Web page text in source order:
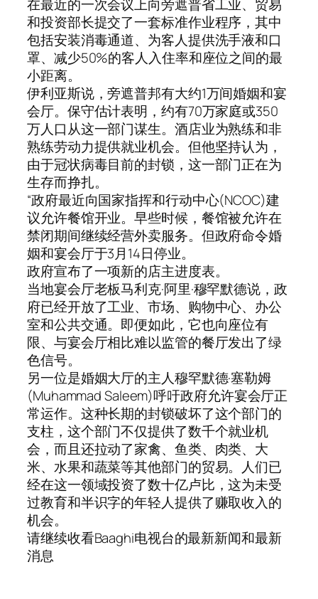
在最近的一次会议上向旁遮普省工业、贸易
和投资部长提交了一套标准作业程序，其中
包括安装消毒通道、为客人提供洗手液和口
罩、减少50%的客人入住率和座位之间的最
小距离。
伊利亚斯说，旁遮普邦有大约1万间婚姻和宴
会厅。保守估计表明，约有70万家庭或350
万人口从这一部门谋生。酒店业为熟练和非
熟练劳动力提供就业机会。但他坚持认为，
由于冠状病毒目前的封锁，这一部门正在为
生存而挣扎。
“政府最近向国家指挥和行动中心(NCOC)建
议允许餐馆开业。早些时候，餐馆被允许在
禁闭期间继续经营外卖服务。但政府命令婚
姻和宴会厅于3月14日停业。
政府宣布了一项新的店主进度表。
当地宴会厅老板马利克·阿里·穆罕默德说，政
府已经开放了工业、市场、购物中心、办公
室和公共交通。即便如此，它也向座位有
限、与宴会厅相比难以监管的餐厅发出了绿
色信号。
另一位是婚姻大厅的主人穆罕默德·塞勒姆
(Muhammad Saleem)呼吁政府允许宴会厅正
常运作。这种长期的封锁破坏了这个部门的
支柱，这个部门不仅提供了数千个就业机
会，而且还拉动了家禽、鱼类、肉类、大
米、水果和蔬菜等其他部门的贸易。人们已
经在这一领域投资了数十亿卢比，这为未受
过教育和半识字的年轻人提供了赚取收入的
机会。
请继续收看Baaghi电视台的最新新闻和最新
消息